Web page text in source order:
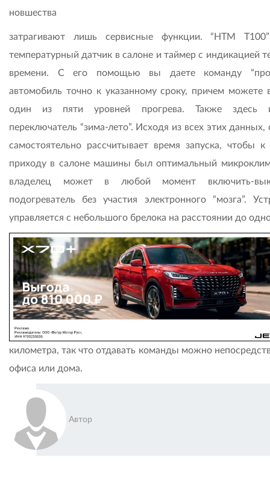
новшества
затрагивают лишь сервисные функции. “HTM
температурный датчик в салоне и таймер с индикацией
времени. С его помощью вы даете команду
автомобиль точно к указанному сроку, причем можете
один из пяти уровней прогрева. Также здесь
переключатель “зима-лето”. Исходя из всех этих данных,
самостоятельно рассчитывает время запуска, чтобы
приходу в салоне машины был оптимальный
владелец может в любой момент включить-
подогреватель без участия электронного “мозга”.
управляется с небольшого брелока на расстоянии до
километра, так что отдавать команды можно
офиса или дома.
Автор